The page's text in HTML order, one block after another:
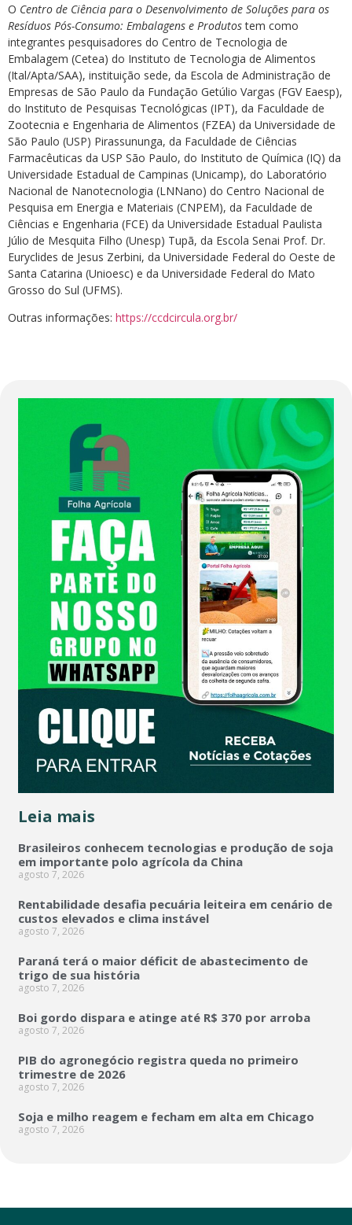
O Centro de Ciência para o Desenvolvimento de Soluções para os
Resíduos Pós-Consumo: Embalagens e Produtostem como
integrantes pesquisadores do Centro de Tecnologia de
Embalagem (Cetea) do Instituto de Tecnologia de Alimentos
(Ital/Apta/SAA), instituição sede, da Escola de Administração de
Empresas de São Paulo da Fundação Getúlio Vargas (FGV Eaesp),
do Instituto de Pesquisas Tecnológicas (IPT), da Faculdade de
Zootecnia e Engenharia de Alimentos (FZEA) da Universidade de
São Paulo (USP) Pirassununga, da Faculdade de Ciências
Farmacêuticas da USP São Paulo, do Instituto de Química (IQ) da
Universidade Estadual de Campinas (Unicamp), do Laboratório
Nacional de Nanotecnologia (LNNano) do Centro Nacional de
Pesquisa em Energia e Materiais (CNPEM), da Faculdade de
Ciências e Engenharia (FCE) da Universidade Estadual Paulista
Júlio de Mesquita Filho (Unesp) Tupã, da Escola Senai Prof. Dr.
Euryclides de Jesus Zerbini, da Universidade Federal do Oeste de
Santa Catarina (Unioesc) e da Universidade Federal do Mato
Grosso do Sul (UFMS).
Outras informações: https://ccdcircula.org.br/
Leia mais
Brasileiros conhecem tecnologias e produção de soja
em importante polo agrícola da China
agosto 7, 2026
Rentabilidade desafia pecuária leiteira em cenário de
custos elevados e clima instável
agosto 7, 2026
Paraná terá o maior déficit de abastecimento de
trigo de sua história
agosto 7, 2026
Boi gordo dispara e atinge até R$ 370 por arroba
agosto 7, 2026
PIB do agronegócio registra queda no primeiro
trimestre de 2026
agosto 7, 2026
Soja e milho reagem e fecham em alta em Chicago
agosto 7, 2026